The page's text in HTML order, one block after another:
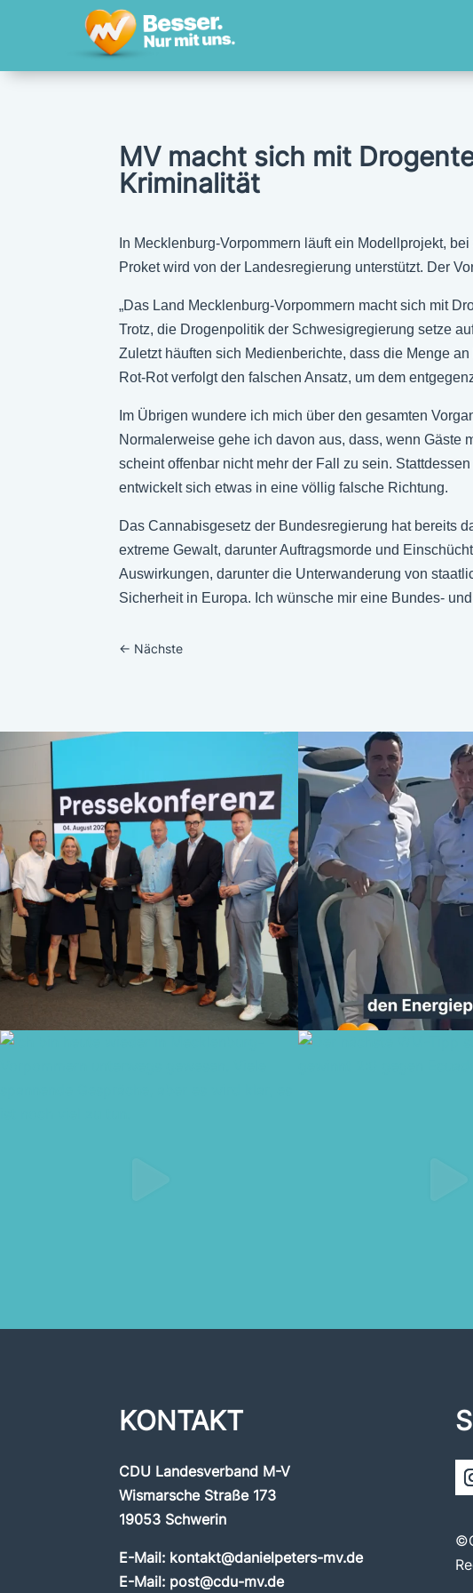
MV macht sich mit
Kriminalität
In Mecklenburg-Vorpommern läuft ein Modellprojekt,
Proket wird von der Landesregierung unterstützt. Der
„Das Land Mecklenburg-Vorpommern macht sich mit
Trotz, die Drogenpolitik der Schwesigregierung setze
Zuletzt häuften sich Medienberichte, dass die Menge
Rot-Rot verfolgt den falschen Ansatz, um dem
Im Übrigen wundere ich mich über den gesamten
Normalerweise gehe ich davon aus, dass, wenn
scheint offenbar nicht mehr der Fall zu sein.
entwickelt sich etwas in eine völlig falsche Richtung.
Das Cannabisgesetz der Bundesregierung hat bereits
extreme Gewalt, darunter Auftragsmorde und
Auswirkungen, darunter die Unterwanderung von
Sicherheit in Europa. Ich wünsche mir eine Bundes-
← Nächste
KONTAKT
CDU Landesverband M-V
Wismarsche Straße 173
19053 Schwerin
E-Mail: kontakt@danielpeters-mv.de
E-Mail: post@cdu-mv.de